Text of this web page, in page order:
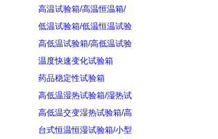
高温试验箱/高温恒温箱/
低温试验箱/低温恒温试验
高低温试验箱/高低温试验
温度快速变化试验箱
药品稳定性试验箱
高低温湿热试验箱/湿热试
高低温交变湿热试验箱/高
台式恒温恒湿试验箱/小型